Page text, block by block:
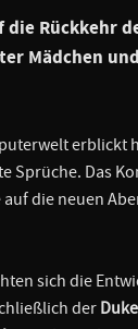
Rückkehr
Mädchen
Sprüche. Das
die neuen
sich die
derDuke